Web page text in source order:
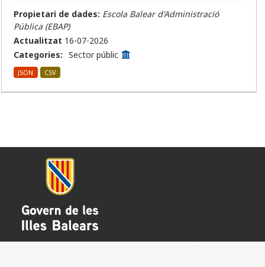
Propietari de dades: Escola Balear d'Administració
Pública (EBAP)
Actualitzat 16-07-2026
Categories: Sector públic
JSON CSV